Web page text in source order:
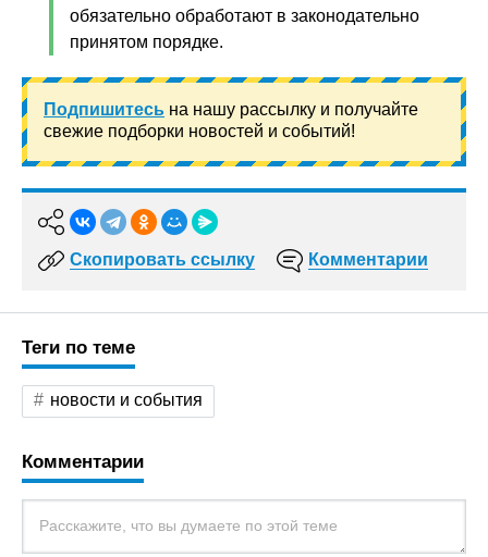
обязательно обработают в законодательно
принятом порядке.
Подпишитесь на нашу рассылку и получайте
свежие подборки новостей и событий!
Скопировать ссылку Комментарии
Теги по теме
новости и события
Комментарии